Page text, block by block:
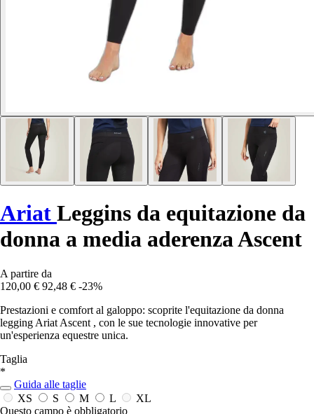
Ariat Leggins da equitazione da
donna a media aderenza Ascent
A partire da
120,00 € 92,48 € -23%
Prestazioni e comfort al galoppo: scoprite l'equitazione da donna
legging Ariat Ascent , con le sue tecnologie innovative per
un'esperienza equestre unica.
Taglia
*
Guida alle taglie
XS
S M L
XL
Questo campo è obbligatorio